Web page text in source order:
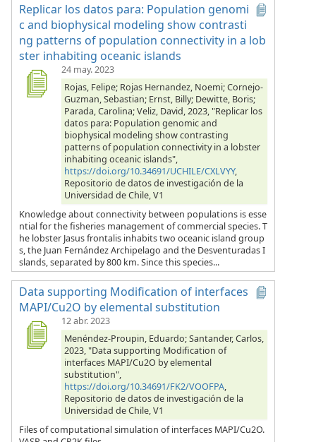
Replicar los datos para: Population genomi
c and biophysical modeling show contrasti
ng patterns of population connectivity in a lob
ster inhabiting oceanic islands
24 may. 2023
Rojas, Felipe; Rojas Hernandez, Noemi; Cornejo-
Guzman, Sebastian; Ernst, Billy; Dewitte, Boris;
Parada, Carolina; Veliz, David, 2023, "Replicar los
datos para: Population genomic and
biophysical modeling show contrasting
patterns of population connectivity in a lobster
inhabiting oceanic islands",
https://doi.org/10.34691/UCHILE/CXLVYY,
Repositorio de datos de investigación de la
Universidad de Chile, V1
Knowledge about connectivity between populations is esse
ntial for the fisheries management of commercial species. T
he lobster Jasus frontalis inhabits two oceanic island group
s, the Juan Fernández Archipelago and the Desventuradas I
slands, separated by 800 km. Since this species...
Data supporting Modification of interfaces
MAPI/Cu2O by elemental substitution
12 abr. 2023
Menéndez-Proupin, Eduardo; Santander, Carlos,
2023, "Data supporting Modification of
interfaces MAPI/Cu2O by elemental
substitution",
https://doi.org/10.34691/FK2/VOOFPA,
Repositorio de datos de investigación de la
Universidad de Chile, V1
Files of computational simulation of interfaces MAPI/Cu2O.